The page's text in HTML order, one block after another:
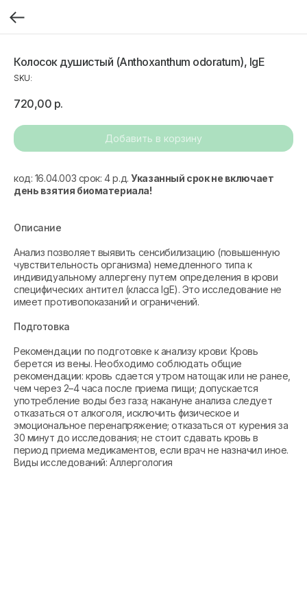
Колосок душистый (Anthoxanthum odoratum), IgE
SKU:
720,00 р.
Добавить в корзину
код: 16.04.003 срок: 4 р.д.Указанный срок не включает
день взятия биоматериала!
Описание
Анализ позволяет выявить сенсибилизацию (повышенную
чувствительность организма) немедленного типа к
индивидуальному аллергену путем определения в крови
специфических антител (класса IgE). Это исследование не
имеет противопоказаний и ограничений.
Подготовка
Рекомендации по подготовке к анализу крови: Кровь
берется из вены. Необходимо соблюдать общие
рекомендации: кровь сдается утром натощак или не ранее,
чем через 2–4 часа после приема пищи; допускается
употребление воды без газа; накануне анализа следует
отказаться от алкоголя, исключить физическое и
эмоциональное перенапряжение; отказаться от курения за
30 минут до исследования; не стоит сдавать кровь в
период приема медикаментов, если врач не назначил иное.
Виды исследований: Аллергология